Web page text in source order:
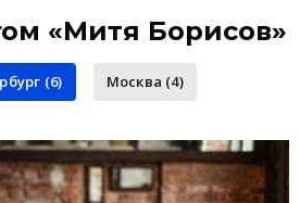
«Митя Борисов»
(6) Москва (4)